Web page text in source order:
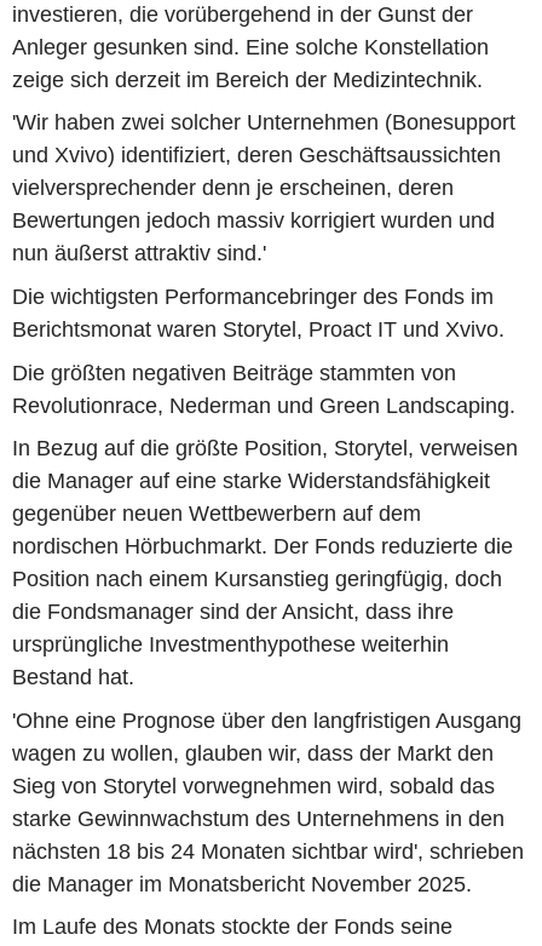
investieren, die vorübergehend in der Gunst der
Anleger gesunken sind. Eine solche Konstellation
zeige sich derzeit im Bereich der Medizintechnik.
'Wir haben zwei solcher Unternehmen (Bonesupport
und Xvivo) identifiziert, deren Geschäftsaussichten
vielversprechender denn je erscheinen, deren
Bewertungen jedoch massiv korrigiert wurden und
nun äußerst attraktiv sind.'
Die wichtigsten Performancebringer des Fonds im
Berichtsmonat waren Storytel, Proact IT und Xvivo.
Die größten negativen Beiträge stammten von
Revolutionrace, Nederman und Green Landscaping.
In Bezug auf die größte Position, Storytel, verweisen
die Manager auf eine starke Widerstandsfähigkeit
gegenüber neuen Wettbewerbern auf dem
nordischen Hörbuchmarkt. Der Fonds reduzierte die
Position nach einem Kursanstieg geringfügig, doch
die Fondsmanager sind der Ansicht, dass ihre
ursprüngliche Investmenthypothese weiterhin
Bestand hat.
'Ohne eine Prognose über den langfristigen Ausgang
wagen zu wollen, glauben wir, dass der Markt den
Sieg von Storytel vorwegnehmen wird, sobald das
starke Gewinnwachstum des Unternehmens in den
nächsten 18 bis 24 Monaten sichtbar wird', schrieben
die Manager im Monatsbericht November 2025.
Im Laufe des Monats stockte der Fonds seine